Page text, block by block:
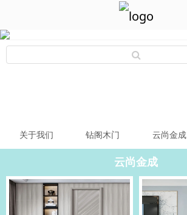
关于我们 钻阁木门 云尚金成
云尚金成